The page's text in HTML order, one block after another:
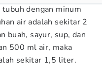
dengan minum
air adalah sekitar 2
buah, sayur, sup, dan
500 ml air, maka
sekitar 1,5 liter.